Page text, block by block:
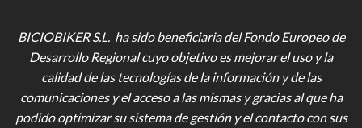
BICIOBIKER S.L. ha sido beneficiaria del Fondo Europeo de
Desarrollo Regional cuyo objetivo es mejorar el uso y la
calidad de las tecnologías de la información y de las
comunicaciones y el acceso a las mismas y gracias al que ha
podido optimizar su sistema de gestión y el contacto con sus